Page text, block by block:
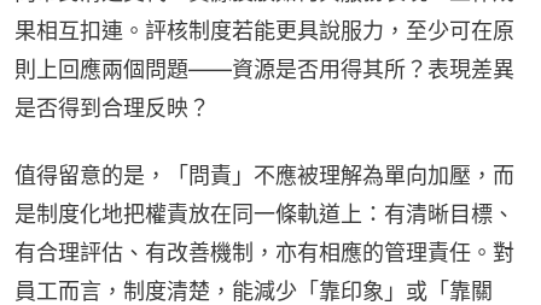
果相互扣連。評核制度若能更具說服力，至少可在原
則上回應兩個問題——資源是否用得其所？表現差異
是否得到合理反映？
值得留意的是，「問責」不應被理解為單向加壓，而
是制度化地把權責放在同一條軌道上：有清晰目標、
有合理評估、有改善機制，亦有相應的管理責任。對
員工而言，制度清楚，能減少「靠印象」或「靠關